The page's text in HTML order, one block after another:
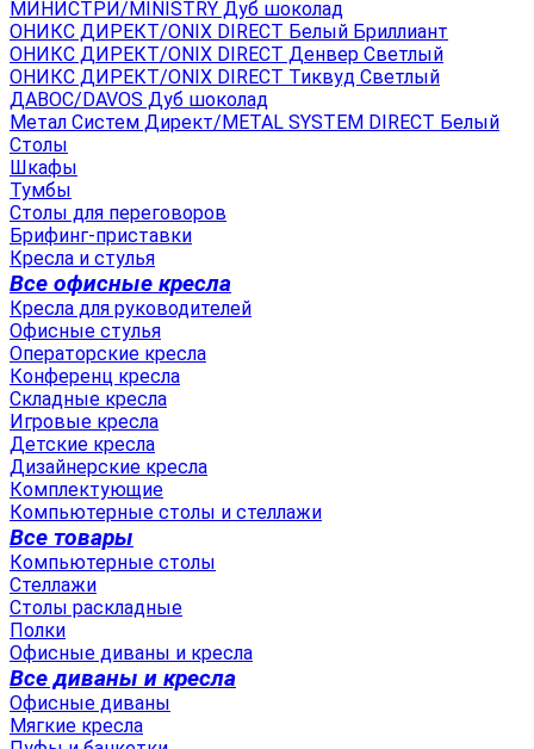
МИНИСТРИ/MINISTRY Дуб шоколад
ОНИКС ДИРЕКТ/ONIX DIRECT Белый Бриллиант
ОНИКС ДИРЕКТ/ONIX DIRECT Денвер Светлый
ОНИКС ДИРЕКТ/ONIX DIRECT Тиквуд Светлый
ДАВОС/DAVOS Дуб шоколад
Метал Систем Директ/METAL SYSTEM DIRECT Белый
Столы
Шкафы
Тумбы
Столы для переговоров
Брифинг-приставки
Кресла и стулья
Все офисные кресла
Кресла для руководителей
Офисные стулья
Операторские кресла
Конференц кресла
Складные кресла
Игровые кресла
Детские кресла
Дизайнерские кресла
Комплектующие
Компьютерные столы и стеллажи
Все товары
Компьютерные столы
Стеллажи
Столы раскладные
Полки
Офисные диваны и кресла
Все диваны и кресла
Офисные диваны
Мягкие кресла